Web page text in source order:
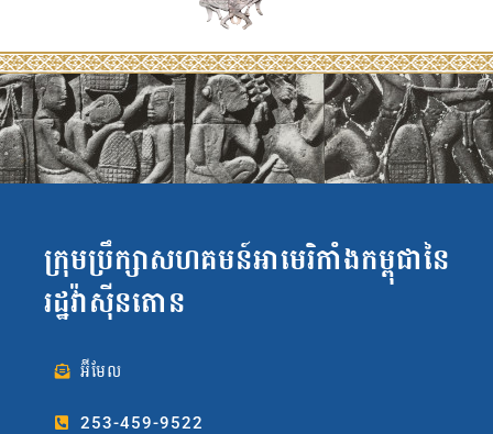
ក្រុមប្រឹក្សាសហគមន៍អាមេរិកាំងកម្ពុជានៃ
រដ្ឋវ៉ាស៊ីនតោន
អ៊ីមែល
253-459-9522